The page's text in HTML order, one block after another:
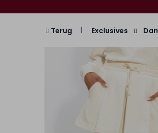
Terug Exclusives